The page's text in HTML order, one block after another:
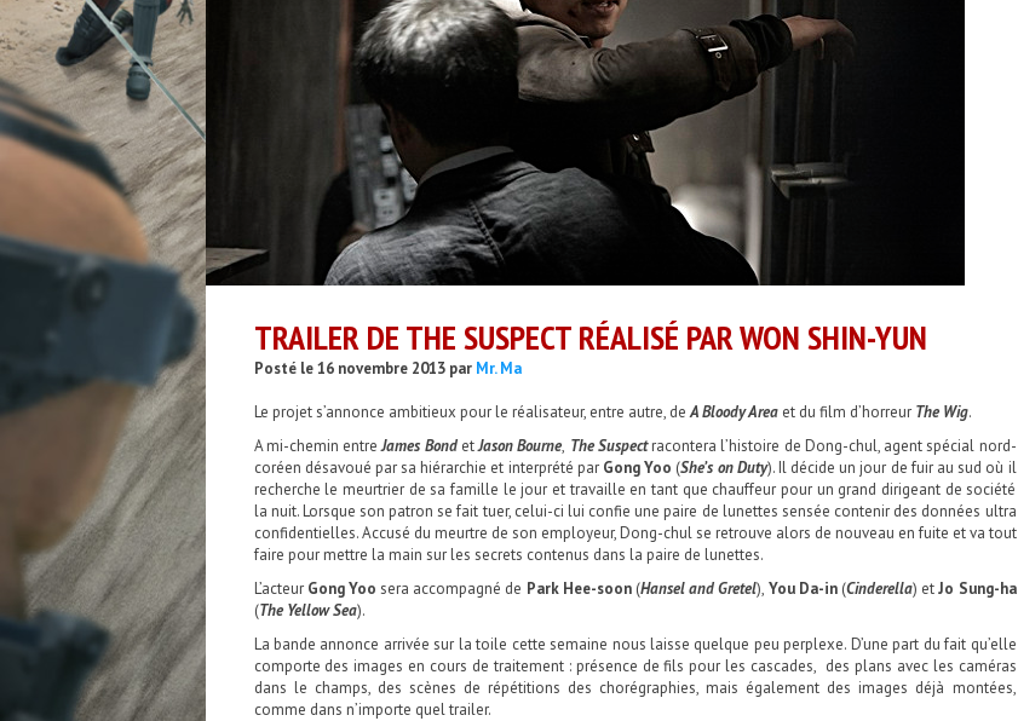
TRAILER DE THE SUSPECT RÉALISÉ PAR WON SHIN-YUN
Posté le 16 novembre 2013 par Mr. Ma
Le projet s’annonce ambitieux pour le réalisateur, entre autre, deA Bloody Areaet du film d’horreur TheWig.
A mi-chemin entreJames BondetJason Bourne, The Suspectracontera l’histoire de Dong-chul, agent spécial nord-
coréen désavoué par sa hiérarchie et interprété par Gong Yoo (She’s on Duty). Il décide un jour de fuir au sud où il
recherche le meurtrier de sa famille le jour et travaille en tant que chauffeur pour un grand dirigeant de société
la nuit. Lorsque son patron se fait tuer, celui-ci lui confie une paire de lunettes sensée contenir des données ultra
confidentielles. Accusé du meurtre de son employeur, Dong-chul se retrouve alors de nouveau en fuite et va tout
faire pour mettre la main sur les secrets contenus dans la paire de lunettes.
L’acteur Gong Yoo sera accompagné de Park Hee-soon(Hansel and Gretel), You Da-in(Cinderella) etJo Sung-ha
(The Yellow Sea).
La bande annonce arrivée sur la toile cette semaine nous laisse quelque peu perplexe. D’une part du fait qu’elle
comporte des images en cours de traitement : présence de fils pour les cascades, des plans avec les caméras
dans le champs, des scènes de répétitions des chorégraphies, mais également des images déjà montées,
comme dans n’importe quel trailer.